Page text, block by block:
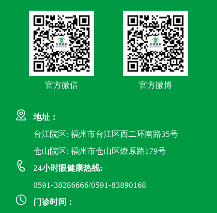
官方微信 官方微博
地址：
台江院区: 福州市台江区西二环南路35号
仓山院区: 福州市仓山区燎原路179号
24小时眼健康热线:
0591-38286666/0591-83890168
门诊时间：